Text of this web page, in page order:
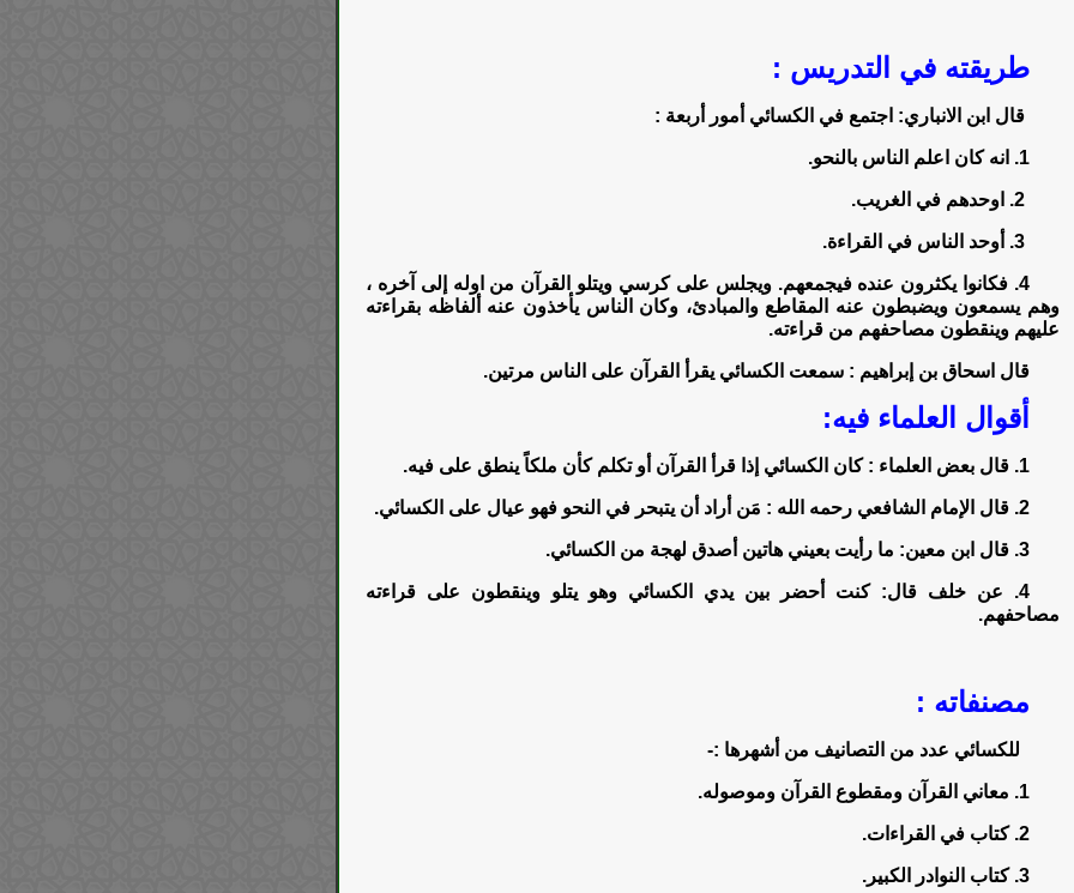
طريقته في التدريس :
قال ابن الانباري: اجتمع في الكسائي أمور أربعة :
1. انه كان اعلم الناس بالنحو.
4. فكانوا يكثرون عنده فيجمعهم. ويجلس على كرسي ويتلو القرآن من اوله إلى آخره ،
وهم يسمعون ويضبطون عنه المقاطع والمبادئ، وكان الناس يأخذون عنه ألفاظه بقراءته
عليهم وينقطون مصاحفهم من قراءته.
قال اسحاق بن إبراهيم : سمعت الكسائي يقرأ القرآن على الناس مرتين.
أقوال العلماء فيه:
1. قال بعض العلماء : كان الكسائي إذا قرأ القرآن أو تكلم كأن ملكاً ينطق على فيه.
2. قال الإمام الشافعي رحمه الله : مَن أراد أن يتبحر في النحو فهو عيال على الكسائي.
3. قال ابن معين: ما رأيت بعيني هاتين أصدق لهجة من الكسائي.
4. عن خلف قال: كنت أحضر بين يدي الكسائي وهو يتلو وينقطون على قراءته
مصاحفهم.
مصنفاته :
للكسائي عدد من التصانيف من أشهرها :-
1. معاني القرآن ومقطوع القرآن وموصوله.
2. كتاب في القراءات.
3. كتاب النوادر الكبير.